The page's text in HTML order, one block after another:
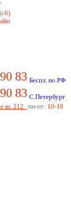
83 Беспл. по РФ
83 С.Петербург
ш. 212
пн-пт: 10-18